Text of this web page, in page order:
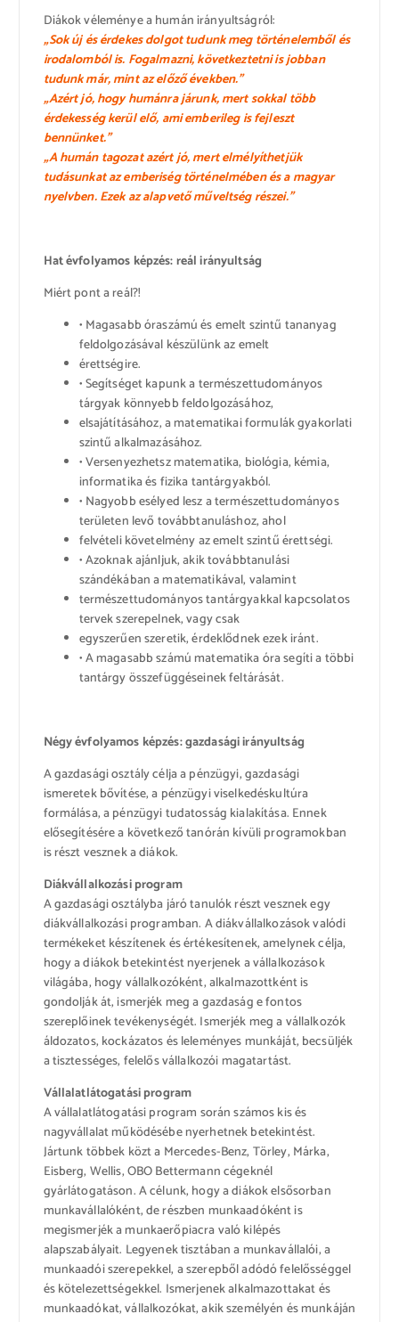
Diákok véleménye a humán irányultságról:
„Sok új és érdekes dolgot tudunk meg történelemből és
irodalomból is. Fogalmazni, következtetni is jobban
tudunk már, mint az előző években.”
„Azért jó, hogy humánra járunk, mert sokkal több
érdekesség kerül elő, ami emberileg is fejleszt
bennünket.”
„A humán tagozat azért jó, mert elmélyíthetjük
tudásunkat az emberiség történelmében és a magyar
nyelvben. Ezek az alapvető műveltség részei.”
Hat évfolyamos képzés: reál irányultság
Miért pont a reál?!
• Magasabb óraszámú és emelt szintű tananyag
feldolgozásával készülünk az emelt
érettségire.
• Segítséget kapunk a természettudományos
tárgyak könnyebb feldolgozásához,
elsajátításához, a matematikai formulák gyakorlati
szintű alkalmazásához.
• Versenyezhetsz matematika, biológia, kémia,
informatika és fizika tantárgyakból.
• Nagyobb esélyed lesz a természettudományos
területen levő továbbtanuláshoz, ahol
felvételi követelmény az emelt szintű érettségi.
• Azoknak ajánljuk, akik továbbtanulási
szándékában a matematikával, valamint
természettudományos tantárgyakkal kapcsolatos
tervek szerepelnek, vagy csak
egyszerűen szeretik, érdeklődnek ezek iránt.
• A magasabb számú matematika óra segíti a többi
tantárgy összefüggéseinek feltárását.
Négy évfolyamos képzés: gazdasági irányultság
A gazdasági osztály célja a pénzügyi, gazdasági
ismeretek bővítése, a pénzügyi viselkedéskultúra
formálása, a pénzügyi tudatosság kialakítása. Ennek
elősegítésére a következő tanórán kívüli programokban
is részt vesznek a diákok.
Diákvállalkozási program
A gazdasági osztályba járó tanulók részt vesznek egy
diákvállalkozási programban. A diákvállalkozások valódi
termékeket készítenek és értékesítenek, amelynek célja,
hogy a diákok betekintést nyerjenek a vállalkozások
világába, hogy vállalkozóként, alkalmazottként is
gondolják át, ismerjék meg a gazdaság e fontos
szereplőinek tevékenységét. Ismerjék meg a vállalkozók
áldozatos, kockázatos és leleményes munkáját, becsüljék
a tisztességes, felelős vállalkozói magatartást.
Vállalatlátogatási program
A vállalatlátogatási program során számos kis és
nagyvállalat működésébe nyerhetnek betekintést.
Jártunk többek közt a Mercedes-Benz, Törley, Márka,
Eisberg, Wellis, OBO Bettermann cégeknél
gyárlátogatáson. A célunk, hogy a diákok elsősorban
munkavállalóként, de részben munkaadóként is
megismerjék a munkaerőpiacra való kilépés
alapszabályait. Legyenek tisztában a munkavállalói, a
munkaadói szerepekkel, a szerepből adódó felelősséggel
és kötelezettségekkel. Ismerjenek alkalmazottakat és
munkaadókat, vállalkozókat, akik személyén és munkáján